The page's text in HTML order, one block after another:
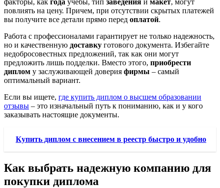
повлиять на цену. Причем, при отсутствии скрытых платежей
вы получите все детали прямо перед оплатой.
Работа с профессионалами гарантирует не только надежность,
но и качественную доставку готового документа. Избегайте
недобросовестных предложений, так как они могут
предложить лишь подделки. Вместо этого, приобрести
диплом у заслуживающей доверия фирмы – самый
оптимальный вариант.
Если вы ищете, где купить диплом о высшем образовании
отзывы – это изначальный путь к пониманию, как и у кого
заказывать настоящие документы.
Купить диплом с внесением в реестр быстро и удобно
Как выбрать надежную компанию для
покупки диплома